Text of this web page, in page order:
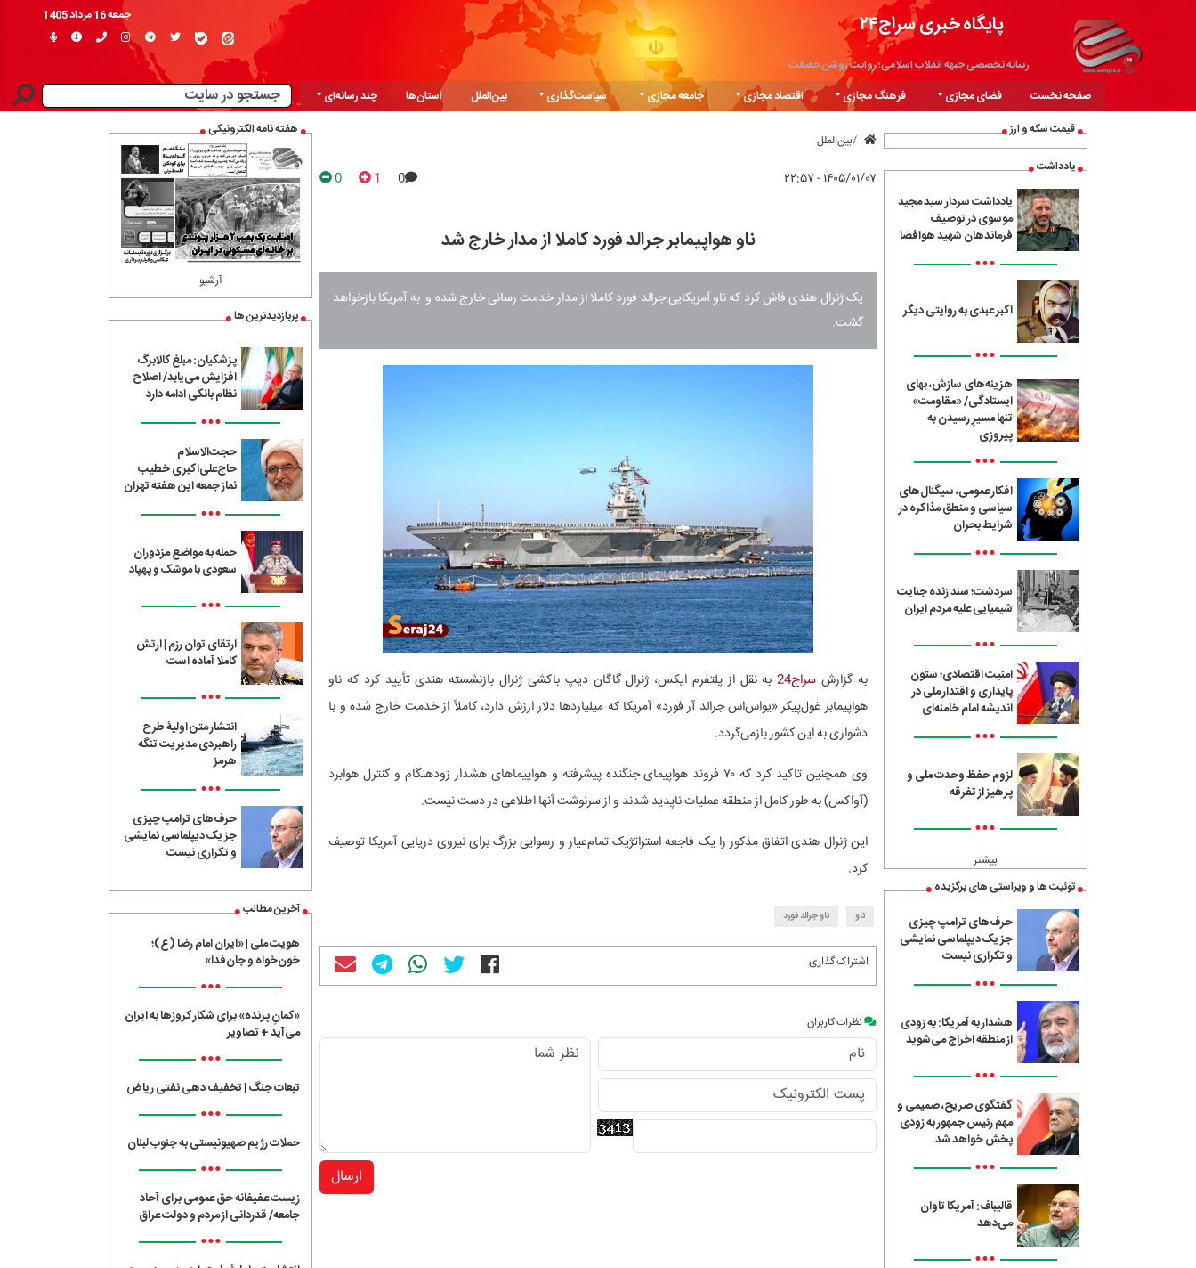
پایگاه خبری سراج۲۴
رسانه تخصصی جبهه انقلاب اسلامی؛ روایت روشن حقیقت
جمعه 16 مرداد 1405
صفحه نخست فضای مجازی فرهنگ مجازی اقتصاد مجازی جامعه مجازی سیاست‌گذاری بین‌الملل استان‌ها
چند رسانه‌ای
قیمت سکه و ارز
یادداشت
یادداشت سردار سید مجید
موسوی در توصیف
فرماندهان شهید هوافضا
•••
اکبر عبدی به روایتی دیگر
•••
هزینه‌های سازش، بهای
ایستادگی/ «مقاومت»
تنها مسیرِ رسیدن به
پیروزی
•••
افکار عمومی، سیگنال‌های
سیاسی و منطق مذاکره در
شرایط بحران
•••
سردشت؛ سند زنده جنایت
شیمیایی علیه مردم ایران
•••
امنیت اقتصادی؛ ستون
پایداری و اقتدار ملی در
اندیشه امام خامنه‌ای
•••
لزوم حفظ وحدت ملی و
پرهیز از تفرقه
•••
بیشتر
توئیت ها و ویراستی های برگزیده
حرف‌های ترامپ چیزی
جز یک دیپلماسی نمایشی
و تکراری نیست
•••
هشدار به آمریکا: به زودی
از منطقه اخراج می‌شوید
•••
گفتگوی صریح، صمیمی و
مهم رئیس جمهور به زودی
پخش خواهد شد
•••
قالیباف: آمریکا تاوان
می‌دهد
•••
بین‌الملل
۱۴۰۵/۰۱/۰۷ - ۲۲:۵۷ 0
1
0
ناو هواپیمابر جرالد فورد کاملا از مدار خارج شد
یک ژنرال هندی فاش کرد که ناو آمریکایی جرالد فورد کاملا از مدار خدمت رسانی خارج شده و به آمریکا بازخواهد
گشت.
به گزارش سراج24
به نقل از پلتفرم ایکس، ژنرال گاگان دیپ باکشی ژنرال بازنشسته هندی تأیید کرد که ناو
هواپیمابر غول‌پیکر «یواس‌اس جرالد آر فورد» آمریکا که میلیاردها دلار ارزش دارد، کاملاً از خدمت خارج شده و با
دشواری به این کشور بازمی‌گردد.
وی همچنین تاکید کرد که ۷۰ فروند هواپیمای جنگنده پیشرفته و هواپیماهای هشدار زودهنگام و کنترل هوابرد
(آواکس) به طور کامل از منطقه عملیات ناپدید شدند و از سرنوشت آنها اطلاعی در دست نیست.
این ژنرال هندی اتفاق مذکور را یک فاجعه استراتژیک تمام‌عیار و رسوایی بزرگ برای نیروی دریایی آمریکا توصیف
کرد.
ناو ناو جرالد فورد
اشتراک گذاری
نظرات کاربران
ارسال
هفته نامه الکترونیکی
آرشیو
پربازدیدترین ها
پزشکیان: مبلغ کالابرگ
افزایش می‌یابد/ اصلاح
نظام بانکی ادامه دارد
•••
حجت‌الاسلام
حاج‌علی‌اکبری خطیب
نماز جمعه این هفته تهران
•••
حمله به مواضع مزدوران
سعودی با موشک و پهپاد
•••
ارتقای توان رزم | ارتش
کاملا آماده است
•••
انتشار متن اولیۀ طرح
راهبردی مدیریت تنگه
هرمز
•••
حرف‌های ترامپ چیزی
جز یک دیپلماسی نمایشی
و تکراری نیست
آخرین مطالب
هویت ملی | «ایران امام رضا (ع)؛
خون‌خواه و جان‌فدا»
•••
«کمانِ پرنده» برای شکار کروزها به ایران
می‌آید + تصاویر
•••
تبعات جنگ | تخفیف دهی نفتی ریاض
•••
حملات رژیم صهیونیستی به جنوب لبنان
•••
زیست عفیفانه حق عمومی برای آحاد
جامعه/ قدردانی از مردم و دولت عراق
•••